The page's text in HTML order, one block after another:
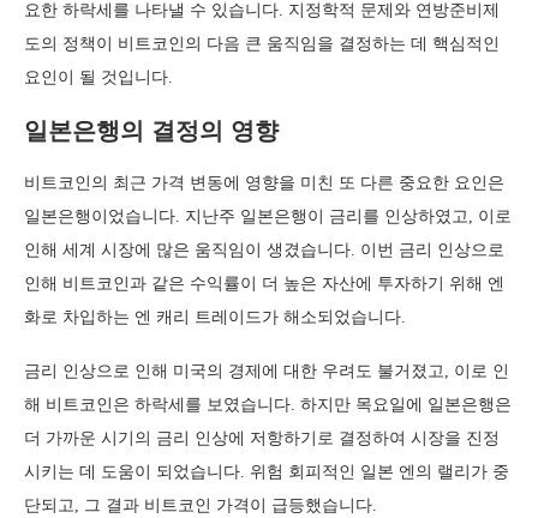
요한 하락세를 나타낼 수 있습니다. 지정학적 문제와 연방준비제
도의 정책이 비트코인의 다음 큰 움직임을 결정하는 데 핵심적인
요인이 될 것입니다.
일본은행의 결정의 영향
비트코인의 최근 가격 변동에 영향을 미친 또 다른 중요한 요인은
일본은행이었습니다. 지난주 일본은행이 금리를 인상하였고, 이로
인해 세계 시장에 많은 움직임이 생겼습니다. 이번 금리 인상으로
인해 비트코인과 같은 수익률이 더 높은 자산에 투자하기 위해 엔
화로 차입하는 엔 캐리 트레이드가 해소되었습니다.
금리 인상으로 인해 미국의 경제에 대한 우려도 불거졌고, 이로 인
해 비트코인은 하락세를 보였습니다. 하지만 목요일에 일본은행은
더 가까운 시기의 금리 인상에 저항하기로 결정하여 시장을 진정
시키는 데 도움이 되었습니다. 위험 회피적인 일본 엔의 랠리가 중
단되고, 그 결과 비트코인 가격이 급등했습니다.